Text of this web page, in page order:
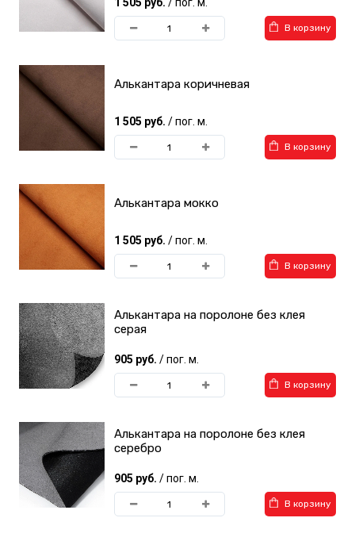
В корзину
Алькантара коричневая
1 505 руб. / пог. м.
В корзину
Алькантара мокко
1 505 руб. / пог. м.
В корзину
Алькантара на поролоне без клея
серая
905 руб. / пог. м.
В корзину
Алькантара на поролоне без клея
серебро
905 руб. / пог. м.
В корзину